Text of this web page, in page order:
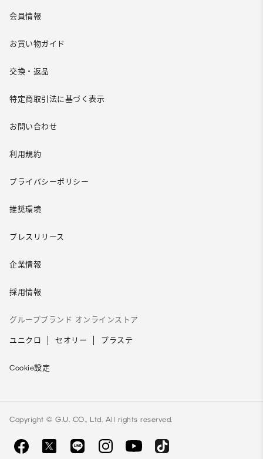
会員情報
お買い物ガイド
交換・返品
特定商取引法に基づく表示
お問い合わせ
利用規約
プライバシーポリシー
推奨環境
プレスリリース
企業情報
採用情報
グループブランド オンラインストア
ユニクロ セオリー プラステ
Cookie設定
Copyright © G.U. CO., Ltd. All rights reserved.